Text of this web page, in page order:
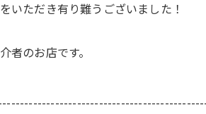
いただき有り難うございました！
者のお店です。